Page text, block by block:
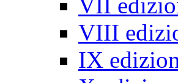
VIII
IX